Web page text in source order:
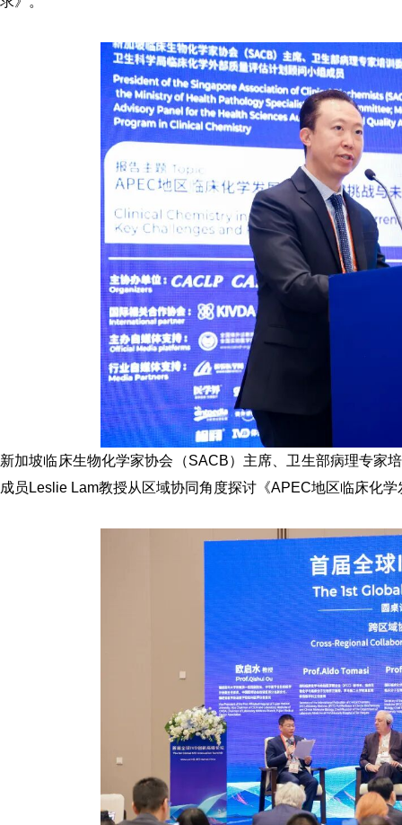
新加坡临床生物化学家协会（SACB）主席、卫生部病理专家
成员 Leslie Lam教授从区域协同角度探讨《APEC地区临床化